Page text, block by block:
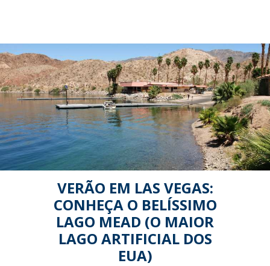
VERÃO EM LAS VEGAS:
CONHEÇA O BELÍSSIMO
LAGO MEAD (O MAIOR
LAGO ARTIFICIAL DOS
EUA)